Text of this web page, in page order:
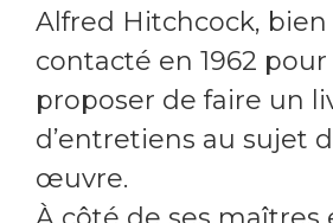
Alfred Hitchcock, bien
contacté en 1962 pour
proposer de faire un
d’entretiens au sujet
œuvre.